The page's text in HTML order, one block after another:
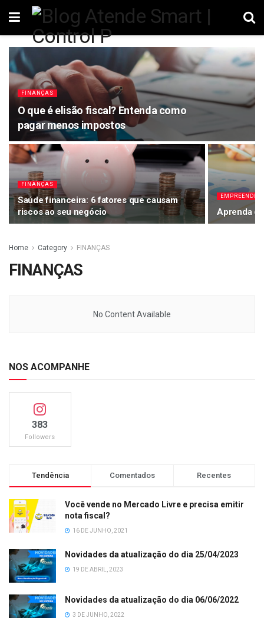
FINANÇAS
O que é elisão fiscal? Entenda como
pagar menos impostos
FINANÇAS
Saúde financeira: 6 fatores que causam
riscos ao seu negócio
Aprenda
Home Category FINANÇAS
FINANÇAS
No Content Available
NOS ACOMPANHE
383
Followers
Tendência Comentados Recentes
Você vende no Mercado Livre e precisa emitir
nota fiscal?
16 DE JUNHO, 2021
Novidades da atualização do dia 25/04/2023
19 DE ABRIL, 2023
Novidades da atualização do dia 06/06/2022
3 DE JUNHO, 2022